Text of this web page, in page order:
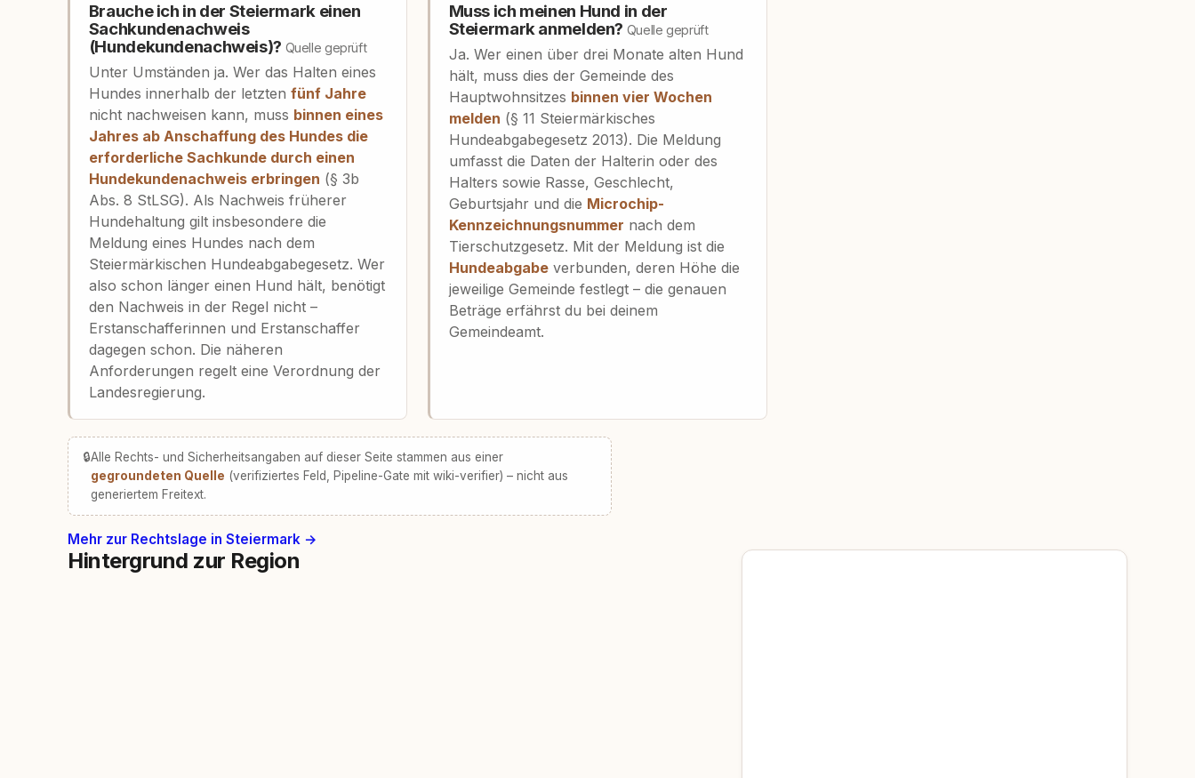
Brauche ich in der Steiermark einen
Sachkundenachweis
(Hundekundenachweis)? Quelle geprüft
Unter Umständen ja. Wer das Halten eines
Hundes innerhalb der letzten fünf Jahre
nicht nachweisen kann, muss binnen eines
Jahres ab Anschaffung des Hundes die
erforderliche Sachkunde durch einen
Hundekundenachweis erbringen (§ 3b
Abs. 8 StLSG). Als Nachweis früherer
Hundehaltung gilt insbesondere die
Meldung eines Hundes nach dem
Steiermärkischen Hundeabgabegesetz. Wer
also schon länger einen Hund hält, benötigt
den Nachweis in der Regel nicht –
Erstanschafferinnen und Erstanschaffer
dagegen schon. Die näheren
Anforderungen regelt eine Verordnung der
Landesregierung.
Muss ich meinen Hund in der
Steiermark anmelden? Quelle geprüft
Ja. Wer einen über drei Monate alten Hund
hält, muss dies der Gemeinde des
Hauptwohnsitzes binnen vier Wochen
melden (§ 11 Steiermärkisches
Hundeabgabegesetz 2013). Die Meldung
umfasst die Daten der Halterin oder des
Halters sowie Rasse, Geschlecht,
Geburtsjahr und die Microchip-
Kennzeichnungsnummer nach dem
Tierschutzgesetz. Mit der Meldung ist die
Hundeabgabeverbunden, deren Höhe die
jeweilige Gemeinde festlegt – die genauen
Beträge erfährst du bei deinem
Gemeindeamt.
🔒Alle Rechts- und Sicherheitsangaben auf dieser Seite stammen aus einer
gegroundeten Quelle (verifiziertes Feld, Pipeline-Gate mit wiki-verifier) – nicht aus
generiertem Freitext.
Mehr zur Rechtslage in Steiermark →
Hintergrund zur Region